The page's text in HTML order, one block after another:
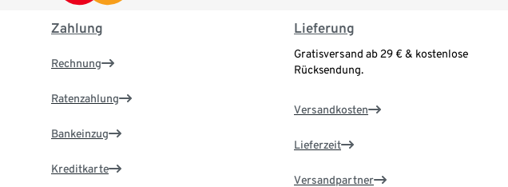
Zahlung
Rechnung
Ratenzahlung
Bankeinzug
Kreditkarte
Lieferung
Gratisversand ab 29 € & kostenlose
Rücksendung.
Versandkosten
Lieferzeit
Versandpartner